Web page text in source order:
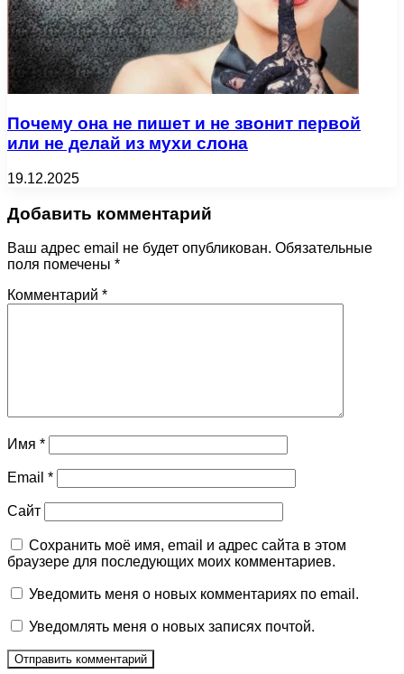
Почему она не пишет и не звонит первой
или не делай из мухи слона
19.12.2025
Добавить комментарий
Ваш адрес email не будет опубликован. Обязательные
поля помечены *
Комментарий *
Имя *
Email *
Сайт
Сохранить моё имя, email и адрес сайта в этом
браузере для последующих моих комментариев.
Уведомить меня о новых комментариях по email.
Уведомлять меня о новых записях почтой.